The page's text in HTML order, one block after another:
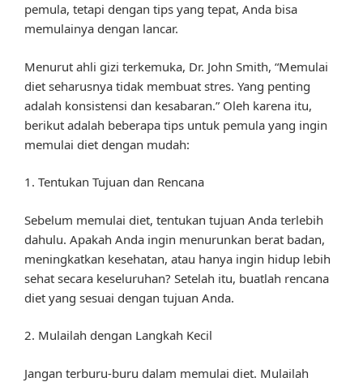
pemula, tetapi dengan tips yang tepat, Anda bisa
memulainya dengan lancar.
Menurut ahli gizi terkemuka, Dr. John Smith, “Memulai
diet seharusnya tidak membuat stres. Yang penting
adalah konsistensi dan kesabaran.” Oleh karena itu,
berikut adalah beberapa tips untuk pemula yang ingin
memulai diet dengan mudah:
1. Tentukan Tujuan dan Rencana
Sebelum memulai diet, tentukan tujuan Anda terlebih
dahulu. Apakah Anda ingin menurunkan berat badan,
meningkatkan kesehatan, atau hanya ingin hidup lebih
sehat secara keseluruhan? Setelah itu, buatlah rencana
diet yang sesuai dengan tujuan Anda.
2. Mulailah dengan Langkah Kecil
Jangan terburu-buru dalam memulai diet. Mulailah